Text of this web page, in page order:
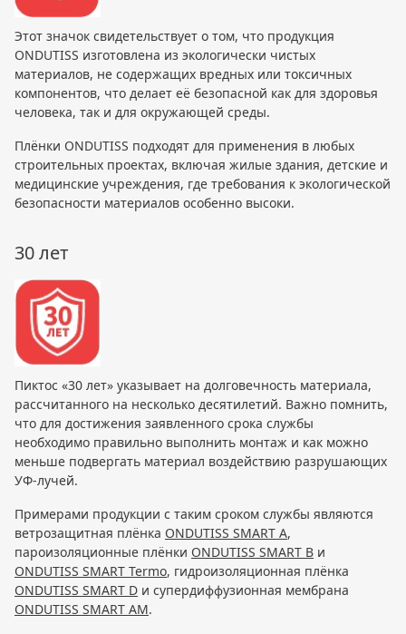
Этот значок свидетельствует о том, что продукция
ONDUTISS изготовлена из экологически чистых
материалов, не содержащих вредных или токсичных
компонентов, что делает её безопасной как для здоровья
человека, так и для окружающей среды.
Плёнки ONDUTISS подходят для применения в любых
строительных проектах, включая жилые здания, детские и
медицинские учреждения, где требования к экологической
безопасности материалов особенно высоки.
30 лет
Пиктос «30 лет» указывает на долговечность материала,
рассчитанного на несколько десятилетий. Важно помнить,
что для достижения заявленного срока службы
необходимо правильно выполнить монтаж и как можно
меньше подвергать материал воздействию разрушающих
УФ-лучей.
Примерами продукции с таким сроком службы являются
ветрозащитная плёнка ONDUTISS SMART A,
пароизоляционные плёнки ONDUTISS SMART B и
ONDUTISS SMART Termo, гидроизоляционная плёнка
ONDUTISS SMART D и супердиффузионная мембрана
ONDUTISS SMART AM.